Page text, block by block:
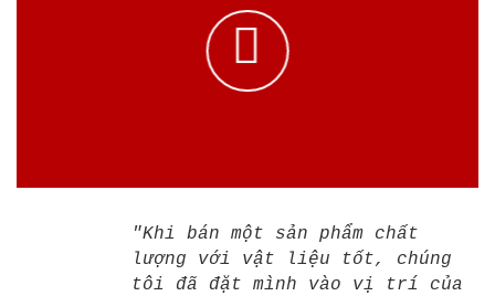
"Khi bán một sản phẩm chất
lượng với vật liệu tốt, chúng
tôi đã đặt mình vào vị trí của